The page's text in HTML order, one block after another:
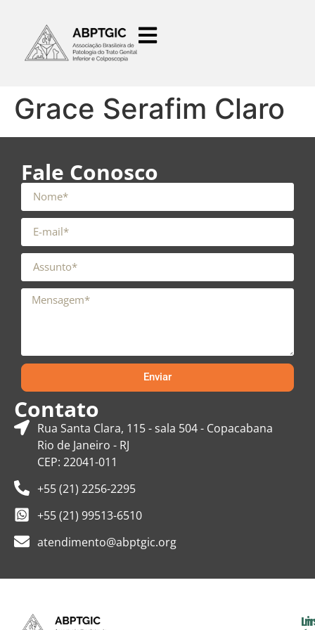
Grace Serafim Claro
Fale Conosco
Enviar
Contato
Rua Santa Clara, 115 - sala 504 - Copacabana
Rio de Janeiro - RJ
CEP: 22041-011
+55 (21) 2256-2295
+55 (21) 99513-6510
atendimento@abptgic.org